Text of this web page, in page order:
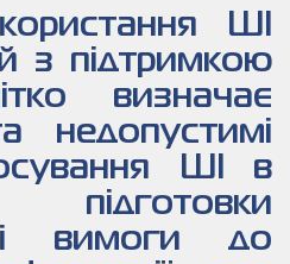
ШІ
з підтримкою
визначає
недопустимі
ШІ в
і вимоги до